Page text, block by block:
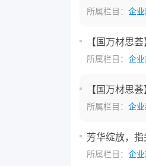
所属栏目： 企
【国万材思
所属栏目： 企
【国万材思
所属栏目： 企
芳华绽放，
所属栏目： 企